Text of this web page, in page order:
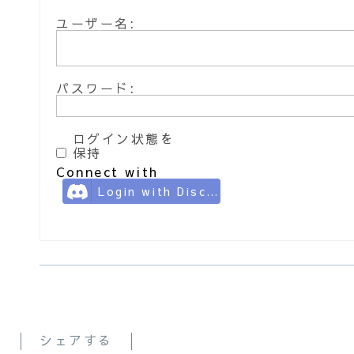
ユーザー名:
パスワード:
ログイン状態を
保持
Connect with
Login with Discord
シェアする